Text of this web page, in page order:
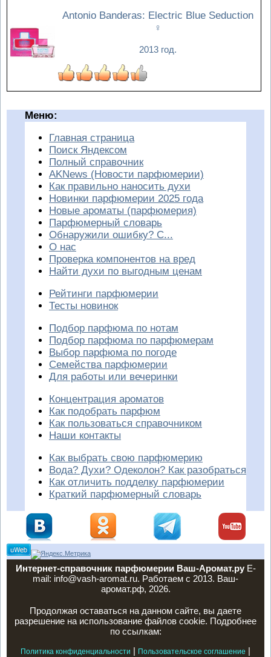
Antonio Banderas: Electric Blue Seduction
♀
2013 год.
Меню:
Главная страница
Поиск Яндексом
Полный справочник
AKNews (Новости парфюмерии)
Как правильно наносить духи
Новинки парфюмерии 2025 года
Новые ароматы (парфюмерия)
Парфюмерный словарь
Обнаружили ошибку? С...
О нас
Проверка компонентов на вред
Найти духи по выгодным ценам
Рейтинги парфюмерии
Тесты новинок
Подбор парфюма по нотам
Подбор парфюма по парфюмерам
Выбор парфюма по погоде
Семейства парфюмерии
Для работы или вечеринки
Концентрация ароматов
Как подобрать парфюм
Как пользоваться справочником
Наши контакты
Как выбрать свою парфюмерию
Вода? Духи? Одеколон? Как разобраться
Как отличить подделку парфюмерии
Краткий парфюмерный словарь
Интернет-справочник парфюмерии Ваш-Аромат.руE-
mail: info@vash-aromat.ru. Работаем с 2013. Ваш-
аромат.рф, 2026.
Продолжая оставаться на данном сайте, вы даете
разрешение на использование файлов cookie. Подробнее
по ссылкам:
Политика конфиденциальности | Пользовательское соглашение |